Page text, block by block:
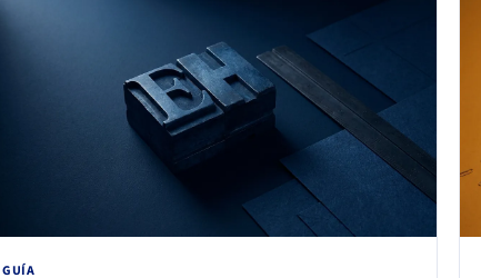
GUÍA